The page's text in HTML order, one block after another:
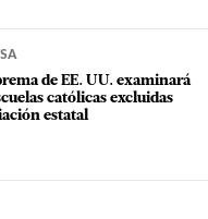
de EE. UU. examinará
católicas excluidas
estatal